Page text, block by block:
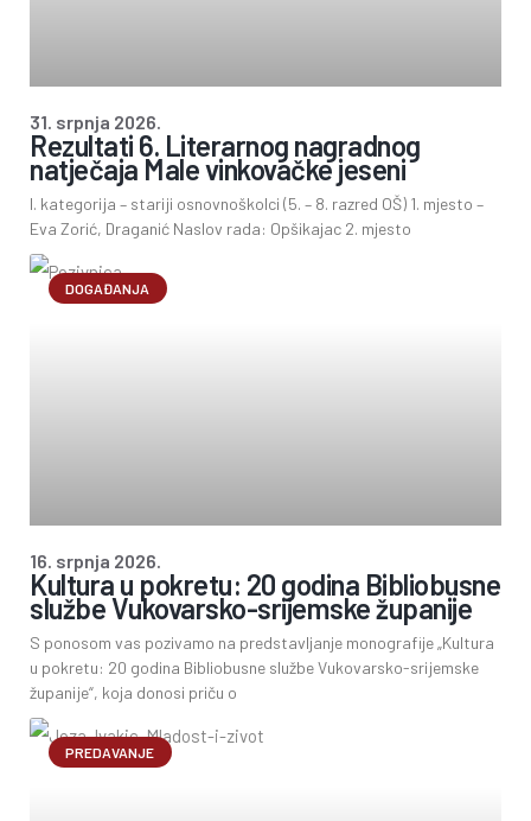
Rezultati 6. Literarnog nagradnog
natječaja Male vinkovačke jeseni
I. kategorija – stariji osnovnoškolci (5. – 8. razred OŠ) 1. mjesto –
Eva Zorić, Draganić Naslov rada: Opšikajac 2. mjesto
31. srpnja 2026.
DOGAĐANJA
Kultura u pokretu: 20 godina Bibliobusne
službe Vukovarsko-srijemske županije
S ponosom vas pozivamo na predstavljanje monografije „Kultura
u pokretu: 20 godina Bibliobusne službe Vukovarsko-srijemske
županije“, koja donosi priču o
16. srpnja 2026.
PREDAVANJE